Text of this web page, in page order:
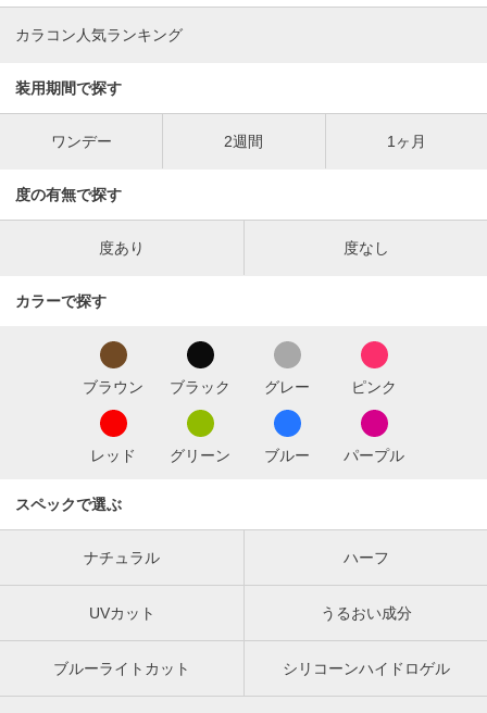
カラコン人気ランキング
装用期間で探す
ワンデー 2週間 1ヶ月
度の有無で探す
度あり 度なし
カラーで探す
ブラウン ブラック グレー ピンク
レッド グリーン ブルー パープル
スペックで選ぶ
ナチュラル ハーフ
UVカット うるおい成分
ブルーライトカット シリコーンハイドロゲル